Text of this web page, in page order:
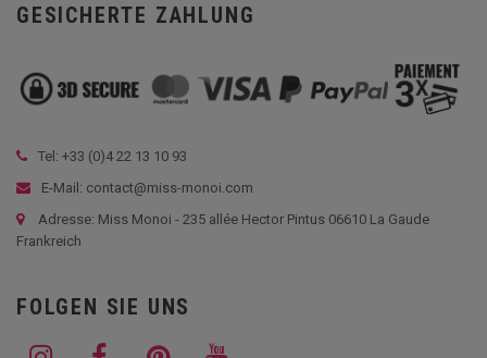
GESICHERTE ZAHLUNG
Tel: +33 (0)4 22 13 10 93
E-Mail: contact@miss-monoi.com
Adresse: Miss Monoi - 235 allée Hector Pintus 06610 La Gaude
Frankreich
FOLGEN SIE UNS